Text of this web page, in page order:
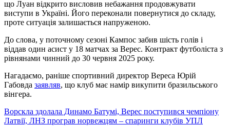
що Луан відкрито висловив небажання продовжувати
виступи в Україні. Його переконали повернутися до складу,
проте ситуація залишається напруженою.
До слова, у поточному сезоні Кампос забив шість голів і
віддав один асист у 18 матчах за Верес. Контракт футболіста з
рівнянами чинний до 30 червня 2025 року.
Нагадаємо, раніше спортивний директор Вереса Юрій
Габовда заявляв, що клуб має намір викупити бразильського
вінгера.
Ворскла здолала Динамо Батумі, Верес поступився чемпіону
Латвії, ЛНЗ програв норвежцям – спаринги клубів УПЛ